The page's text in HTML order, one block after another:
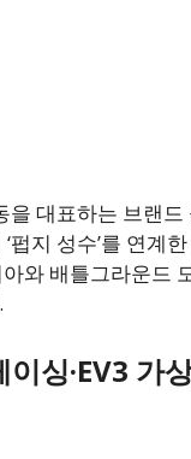
대표하는 브랜드
‘펍지 성수’를 연
와 배틀그라운드
이싱·EV3 가